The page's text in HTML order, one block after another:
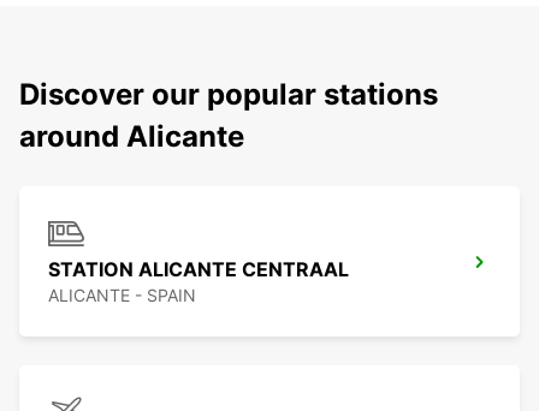
Discover our popular stations
around Alicante
STATION ALICANTE CENTRAAL
ALICANTE - SPAIN